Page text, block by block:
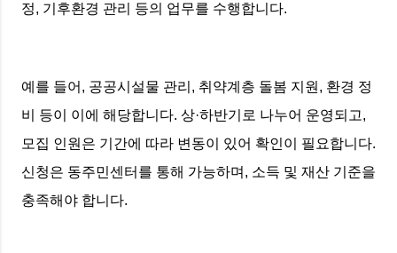
정, 기후환경 관리 등의 업무를 수행합니다.
예를 들어, 공공시설물 관리, 취약계층 돌봄 지원, 환경 정
비 등이 이에 해당합니다. 상·하반기로 나누어 운영되고,
모집 인원은 기간에 따라 변동이 있어 확인이 필요합니다.
신청은 동주민센터를 통해 가능하며, 소득 및 재산 기준을
충족해야 합니다.